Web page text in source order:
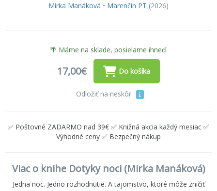
Mirka Manáková • Marenčin PT (2026)
🌴 Máme na sklade, posielame ihneď.
17,00€ Do košíka
Odložiť na neskôr
✅ Poštovné ZADARMO nad 39€ ✅ Knižná akcia každý mesiac ✅
Výhodné ceny ✅ Bezpečný nákup
Viac o knihe Dotyky noci (Mirka Manáková)
Jedna noc. Jedno rozhodnutie. A tajomstvo, ktoré môže zničiť